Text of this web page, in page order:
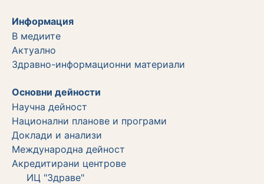
Информация
В медиите
Актуално
Здравно-информационни материали
Основни дейности
Научна дейност
Национални планове и програми
Доклади и анализи
Международна дейност
Акредитирани центрове
ИЦ "Здраве"